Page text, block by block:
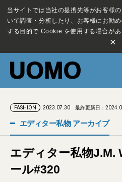
当サイトでは当社の提携先等がお客様
いて調査・分析したり、お客様にお勧
する目的で Cookie を使用する場合があ
×
FASHION 2023.07.30 最終更新日：
エディター私物 アーカイブ
エディター私物J.M.
ール#320